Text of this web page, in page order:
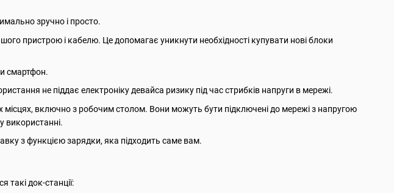
зручно і просто.
пристрою і кабелю. Це допомагає уникнути необхідності купувати нові блоки
смартфон.
не піддає електроніку девайса ризику під час стрибків напруги в мережі.
місцях, включно з робочим столом. Вони можуть бути підключені до мережі з напругою
використанні.
з функцією зарядки, яка підходить саме вам.
такі док-станції: